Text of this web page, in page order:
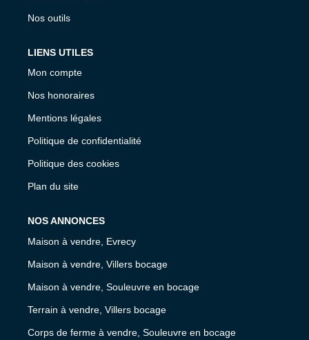
Nos outils
LIENS UTILES
Mon compte
Nos honoraires
Mentions légales
Politique de confidentialité
Politique des cookies
Plan du site
NOS ANNONCES
Maison à vendre, Evrecy
Maison à vendre, Villers bocage
Maison à vendre, Souleuvre en bocage
Terrain à vendre, Villers bocage
Corps de ferme à vendre, Souleuvre en bocage